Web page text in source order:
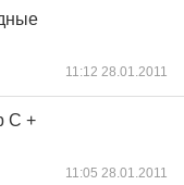
11:12 28.01.2011
C +
11:05 28.01.2011